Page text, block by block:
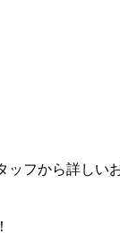
フから詳しい